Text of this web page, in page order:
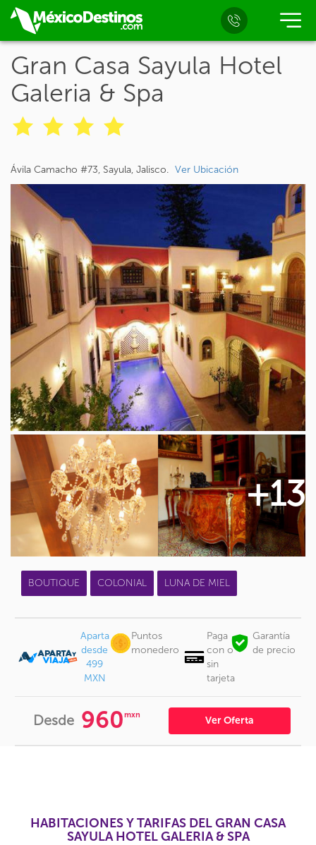
Gran Casa Sayula Hotel
Galeria & Spa
Ávila Camacho #73, Sayula, Jalisco. Ver Ubicación
+13
BOUTIQUE COLONIAL LUNA DE MIEL
Aparta
desde
499
MXN
Puntos
monedero
Paga
con o
sin
tarjeta
Garantía
de precio
Desde 960mxn Ver Oferta
HABITACIONES Y TARIFAS DEL GRAN CASA
SAYULA HOTEL GALERIA & SPA